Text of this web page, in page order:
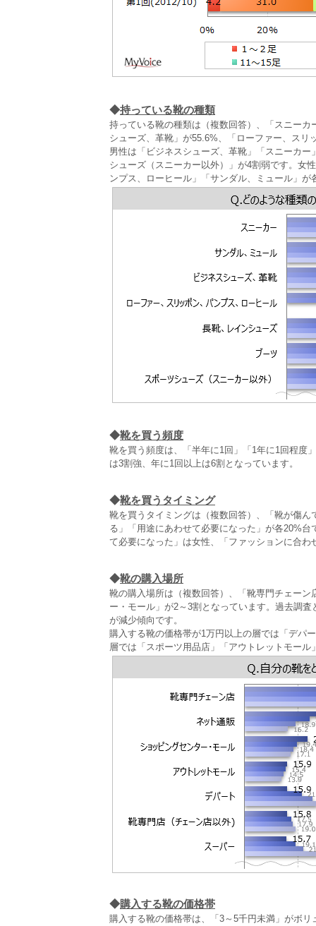
◆持っている靴の種類
持っている靴の種類は（複数回答）、「スニー
シューズ、革靴」が55.6%、「ローファー、ス
男性は「ビジネスシューズ、革靴」「スニーカ
シューズ（スニーカー以外）」が4割弱です。女
ンプス、ローヒール」「サンダル、ミュール」
◆靴を買う頻度
靴を買う頻度は、「半年に1回」「1年に1回程度
は3割強、年に1回以上は6割となっています。
◆靴を買うタイミング
靴を買うタイミングは（複数回答）、「靴が傷
る」「用途にあわせて必要になった」が各20%
て必要になった」は女性、「ファッションに合
◆靴の購入場所
靴の購入場所は（複数回答）、「靴専門チェー
ー・モール」が2～3割となっています。過去調
が減少傾向です。
購入する靴の価格帯が1万円以上の層では「デパ
層では「スポーツ用品店」「アウトレットモー
◆購入する靴の価格帯
購入する靴の価格帯は、「3～5千円未満」がボ